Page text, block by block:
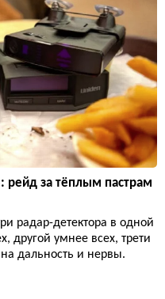
рейд за тёплым пастрам
радар-детектора в одной
другой умнее всех, трети
дальность и нервы.